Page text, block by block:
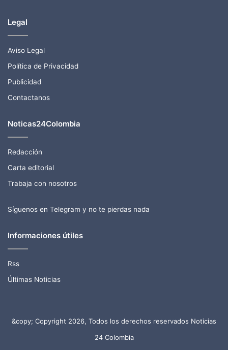
Legal
Aviso Legal
Política de Privacidad
Publicidad
Contactanos
Noticas24Colombia
Redacción
Carta editorial
Trabaja con nosotros
Síguenos en Telegram y no te pierdas nada
Informaciones útiles
Rss
Últimas Noticias
&copy; Copyright 2026, Todos los derechos reservados Noticias
24 Colombia